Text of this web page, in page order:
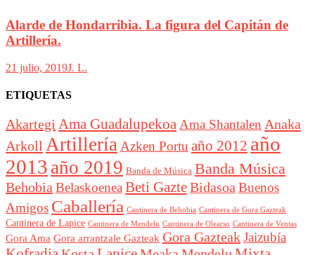
Alarde de Hondarribia. La figura del Capitán de
Artillería.
21 julio, 2019J. L.
ETIQUETAS
Akartegi Ama GuadalupekoaAma Shantalen Anaka
Arkoll ArtilleríaAzken Portu año 2012 año
2013 año 2019 Banda de Música Banda Música
BehobiaBelaskoeneaBeti GazteBidasoaBuenos
Amigos Caballería Cantinera de Behobia Cantinera de Gora Gazteak
Cantinera de Lapice Cantinera de Mendelu Cantinera de Olearso Cantinera de Ventas
Gora Ama Gora arrantzale Gazteak Gora GazteakJaizubía